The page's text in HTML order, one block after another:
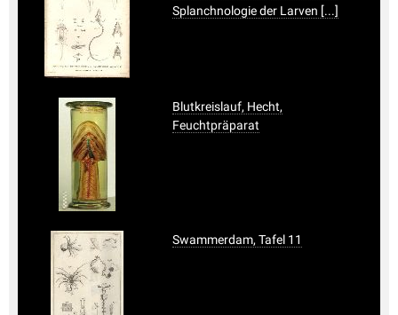
Splanchnologie der Larven [...]
Blutkreislauf, Hecht,
Feuchtpräparat
Swammerdam, Tafel 11